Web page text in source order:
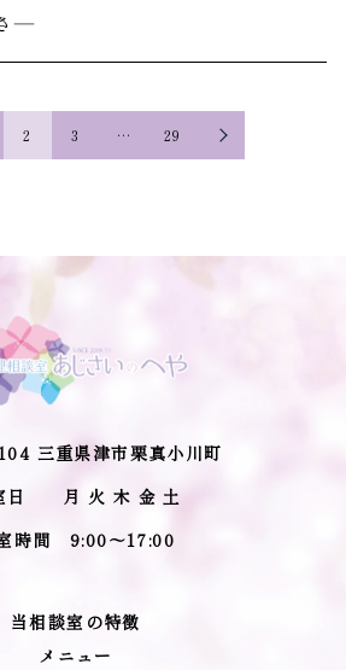
―
2 3 … 29
三重県津市栗真小川町
日 月 火 木 金 土
時間 9:00～17:00
当相談室の特徴
メニュー